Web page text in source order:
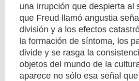
una irrupción que despierta al
que Freud llamó angustia
división y a los efectos
la formación de síntoma, los
divide y se rasga la
objetos del mundo de la
aparece no sólo esa señal